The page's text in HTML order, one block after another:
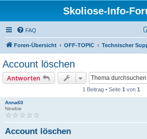
Skoliose-Info-
FAQ
Foren-Übersicht OFF-TOPIC Technischer
Account löschen
Antworten
1 Beitrag • Seite 1 von 1
Anna60
Newbie
Account löschen